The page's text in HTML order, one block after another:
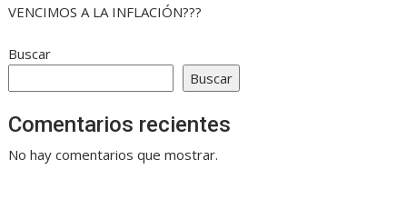
VENCIMOS A LA INFLACIÓN???
Buscar
Buscar
Comentarios recientes
No hay comentarios que mostrar.